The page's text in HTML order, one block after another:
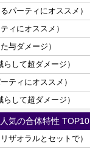
パーティにオススメ）
ィにオススメ）
与ダメージ）
して超ダメージ）
ティにオススメ）
して超ダメージ）
人気の合体特性 TOP10
ザオラルとセットで）